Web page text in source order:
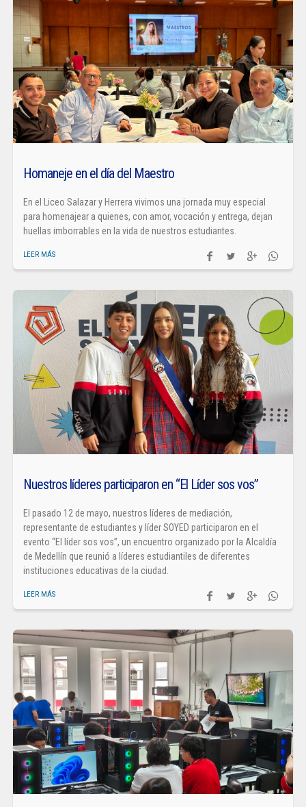
Homaneje en el día del Maestro
En el Liceo Salazar y Herrera vivimos una jornada muy especial
para homenajear a quienes, con amor, vocación y entrega, dejan
huellas imborrables en la vida de nuestros estudiantes.
LEER MÁS
Nuestros líderes participaron en “El Líder sos vos”
El pasado 12 de mayo, nuestros líderes de mediación,
representante de estudiantes y líder SOYED participaron en el
evento “El líder sos vos”, un encuentro organizado por la Alcaldía
de Medellín que reunió a líderes estudiantiles de diferentes
instituciones educativas de la ciudad.
LEER MÁS